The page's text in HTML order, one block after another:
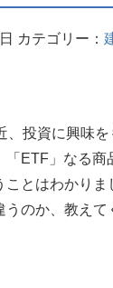
カテゴリー：
、投資に興味
ETF」なる商
とはわかりま
のか、教えて